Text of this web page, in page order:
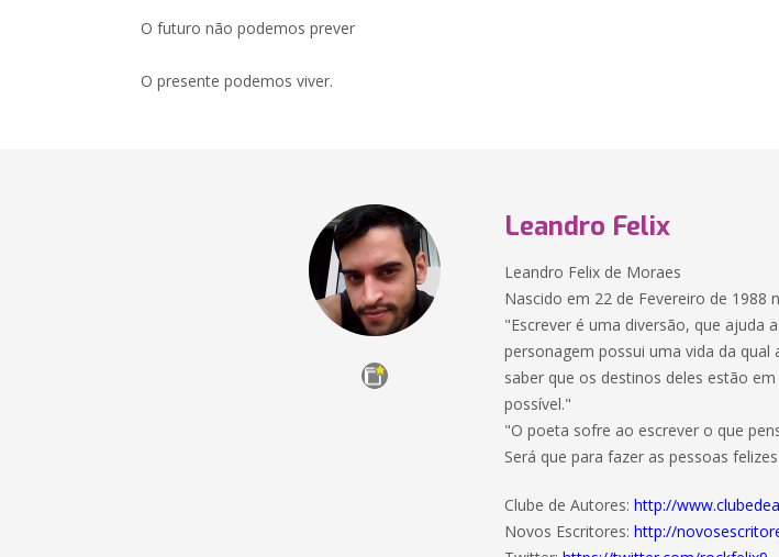
O futuro não podemos prever
O presente podemos viver.
Leandro Felix
Leandro Felix de Moraes
Nascido em 22 de Fevereiro de 1988
"Escrever é uma diversão, que ajuda
personagem possui uma vida da
saber que os destinos deles estão
possível."
"O poeta sofre ao escrever o que
Será que para fazer as pessoas
Clube de Autores:http://
Novos Escritores:http://